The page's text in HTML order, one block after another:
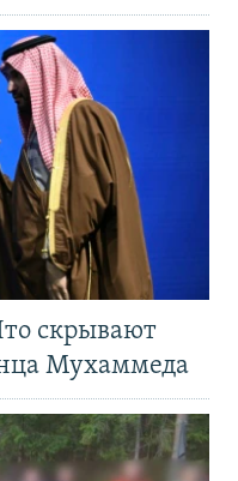
скрывают
Мухаммеда